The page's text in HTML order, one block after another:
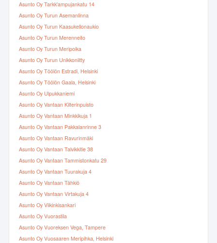
Asunto Oy Tarkk'ampujankatu 14
Asunto Oy Turun Asemanlinna
Asunto Oy Turun Kaasukellonaukio
Asunto Oy Turun Merenneito
Asunto Oy Turun Meripoika
Asunto Oy Turun Unikkoniitty
Asunto Oy Töölön Estradi, Helsinki
Asunto Oy Töölön Gaala, Helsinki
Asunto Oy Ulpukkaniemi
Asunto Oy Vantaan Kilterinpuisto
Asunto Oy Vantaan Minkkikuja 1
Asunto Oy Vantaan Pakkalanrinne 3
Asunto Oy Vantaan Ravurinmäki
Asunto Oy Vantaan Talvikkitie 38
Asunto Oy Vantaan Tammistonkatu 29
Asunto Oy Vantaan Tuurakuja 4
Asunto Oy Vantaan Tähkiö
Asunto Oy Vantaan Virtakuja 4
Asunto Oy Viikinkisankari
Asunto Oy Vuorastila
Asunto Oy Vuoreksen Vega, Tampere
Asunto Oy Vuosaaren Meripihka, Helsinki